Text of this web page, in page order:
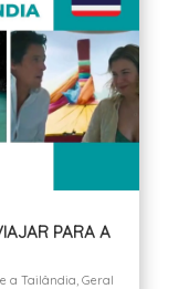
PARA A
a Tailândia,Geral